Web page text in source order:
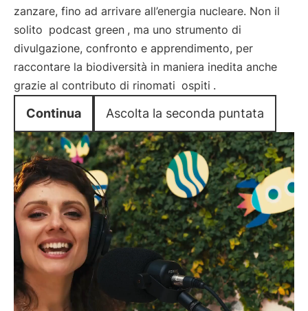
zanzare, fino ad arrivare all’energia nucleare. Non il
solito podcast green , ma uno strumento di
divulgazione, confronto e apprendimento, per
raccontare la biodiversità in maniera inedita anche
grazie al contributo di rinomati ospiti .
Continua Ascolta la seconda puntata